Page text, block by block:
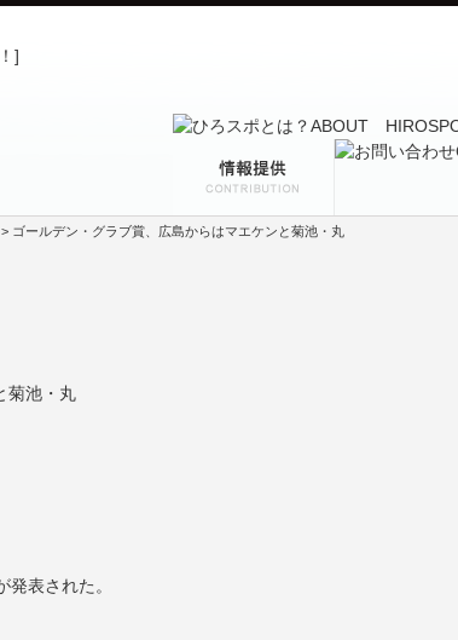
ゴールデン・グラブ賞、広島からはマエケンと菊池・丸
菊池・丸
表された。